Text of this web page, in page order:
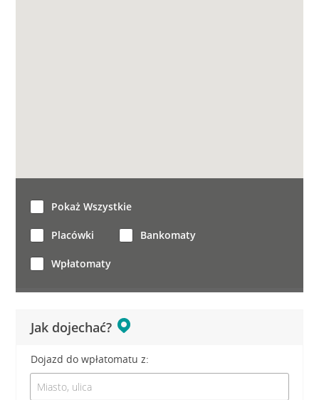
Jak dojechać?
Dojazd do wpłatomatu z:
Pokaż Wszystkie
Placówki Bankomaty
Wpłatomaty